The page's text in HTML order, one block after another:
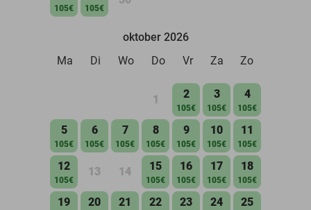
105€ 105€
oktober 2026
Ma
Di Wo Do Vr Za Zo
1 2
105€
3
105€
4
105€
5
105€
6
105€
7
105€
8
105€
9
105€
10
105€
11
105€
12
105€
13 14 15
105€
16
105€
17
105€
18
105€
19 20 21 22 23 24 25